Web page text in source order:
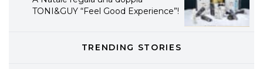
TONI&GUY “Feel Good Experience”!
LABEL.M lancia la sua innovativa ed
TRENDING STORIES